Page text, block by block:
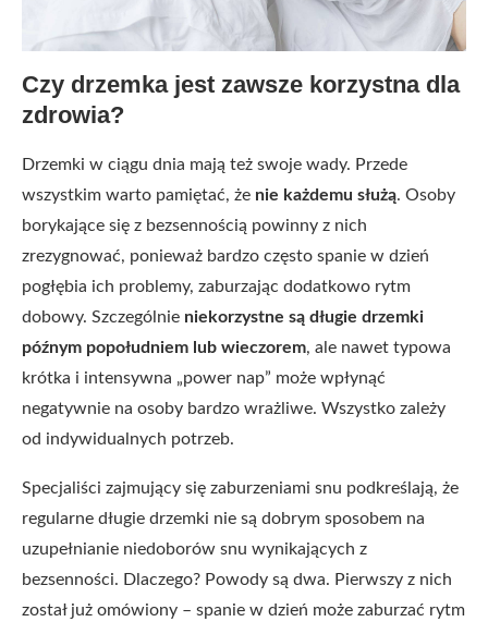
Czy drzemka jest zawsze korzystna dla
zdrowia?
Drzemki w ciągu dnia mają też swoje wady. Przede
wszystkim warto pamiętać, że nie każdemu służą. Osoby
borykające się z bezsennością powinny z nich
zrezygnować, ponieważ bardzo często spanie w dzień
pogłębia ich problemy, zaburzając dodatkowo rytm
dobowy. Szczególnie niekorzystne są długie drzemki
późnym popołudniem lub wieczorem, ale nawet typowa
krótka i intensywna „power nap” może wpłynąć
negatywnie na osoby bardzo wrażliwe. Wszystko zależy
od indywidualnych potrzeb.
Specjaliści zajmujący się zaburzeniami snu podkreślają, że
regularne długie drzemki nie są dobrym sposobem na
uzupełnianie niedoborów snu wynikających z
bezsenności. Dlaczego? Powody są dwa. Pierwszy z nich
został już omówiony – spanie w dzień może zaburzać rytm